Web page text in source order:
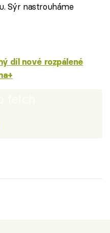
Sýr nastrouháme
díl nové rozpálené
fetch